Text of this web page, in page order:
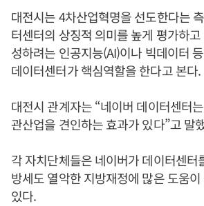
대전시는 4차산업혁명을 선도한다는
터센터의 상징적 의미를 높게 평가하
성하려는 인공지능(AI)이나 빅데이터
데이터센터가 핵심역할을 한다고 본다.
대전시 관계자는 “네이버 데이터센터
관산업을 견인하는 효과가 있다”고 말
각 자치단체들은 네이버가 데이터센터
방세도 열악한 지방재정에 많은 도움
있다.